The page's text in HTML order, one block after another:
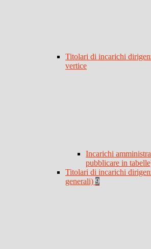
Titolari di incarichi
vertice
Incarichi
pubblicare in
Titolari di incarichi
generali) 9